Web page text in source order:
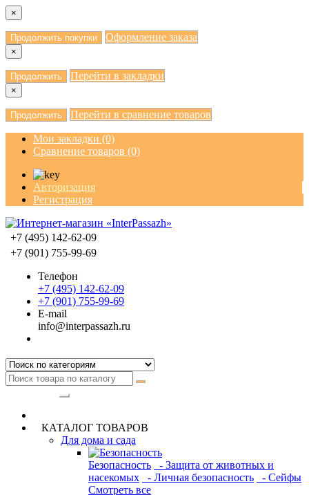
×
Продолжить покупки Оформление заказа
×
Продолжить Перейти в закладки
×
Продолжить Перейти в сравнение товаров
Мои закладки (0)
Сравнение товаров (0)
Авторизация
Регистрация
+7 (495) 142-62-09
+7 (901) 755-99-69
Телефон
+7 (495) 142-62-09
+7 (901) 755-99-69
E-mail
info@interpassazh.ru
КАТАЛОГ ТОВАРОВ
Для дома и сада
Безопасность
- Защита от животных и
насекомых
- Личная безопасность
- Сейфы
Смотреть все